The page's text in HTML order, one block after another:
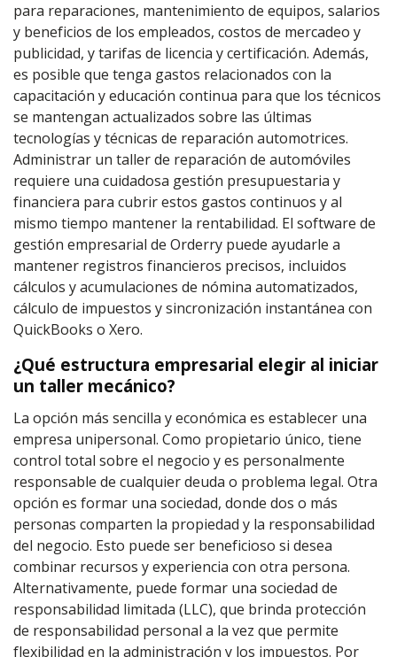
para reparaciones, mantenimiento de equipos, salarios
y beneficios de los empleados, costos de mercadeo y
publicidad, y tarifas de licencia y certificación. Además,
es posible que tenga gastos relacionados con la
capacitación y educación continua para que los técnicos
se mantengan actualizados sobre las últimas
tecnologías y técnicas de reparación automotrices.
Administrar un taller de reparación de automóviles
requiere una cuidadosa gestión presupuestaria y
financiera para cubrir estos gastos continuos y al
mismo tiempo mantener la rentabilidad. El software de
gestión empresarial de Orderry puede ayudarle a
mantener registros financieros precisos, incluidos
cálculos y acumulaciones de nómina automatizados,
cálculo de impuestos y sincronización instantánea con
QuickBooks o Xero.
¿Qué estructura empresarial elegir al iniciar
un taller mecánico?
La opción más sencilla y económica es establecer una
empresa unipersonal. Como propietario único, tiene
control total sobre el negocio y es personalmente
responsable de cualquier deuda o problema legal. Otra
opción es formar una sociedad, donde dos o más
personas comparten la propiedad y la responsabilidad
del negocio. Esto puede ser beneficioso si desea
combinar recursos y experiencia con otra persona.
Alternativamente, puede formar una sociedad de
responsabilidad limitada (LLC), que brinda protección
de responsabilidad personal a la vez que permite
flexibilidad en la administración y los impuestos. Por